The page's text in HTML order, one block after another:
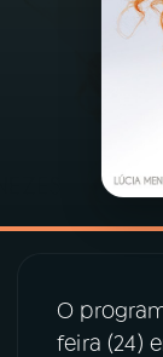
08
O
feira (24)